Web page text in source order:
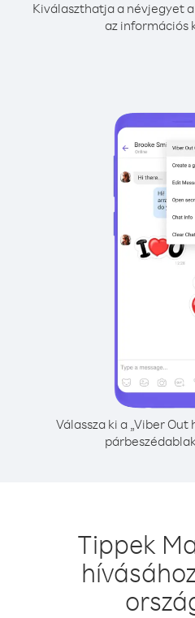
Kiválaszthatja a névjegyet
az információs
Válassza ki a „Viber
Tippek